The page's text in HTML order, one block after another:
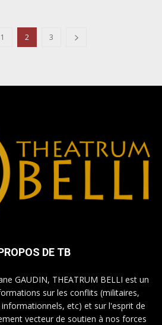
1 2 3
DE TB
GAUDIN, THEATRUM BELLI est un
sur les conflits (militaires,
etc) et sur l'esprit de
vecteur de soutien à nos forces